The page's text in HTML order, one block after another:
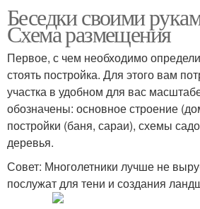
Беседки своими
Схема размещения
Первое, с чем необходимо
стоять постройка. Для этого вам
участка в удобном для вас
обозначены: основное строение
постройки (баня, сараи), схемы
деревья.
Совет: Многолетники лучше не
послужат для тени и создания